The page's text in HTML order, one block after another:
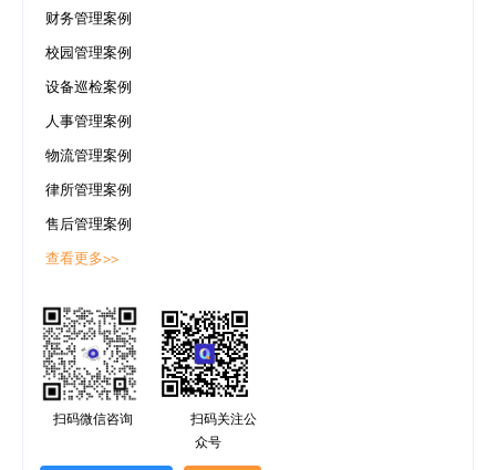
财务管理案例
校园管理案例
设备巡检案例
人事管理案例
物流管理案例
律所管理案例
售后管理案例
查看更多>>
扫码微信咨询
扫码关注公
众号